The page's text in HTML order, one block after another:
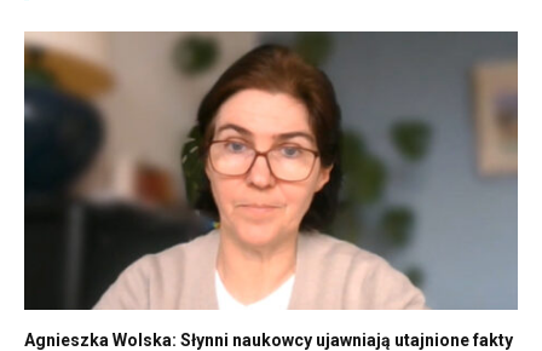
Agnieszka Wolska: Słynni naukowcy ujawniają utajnione fakty